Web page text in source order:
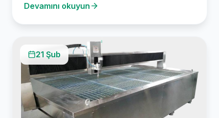
krallarından titanyum, üstün…
Devamını okuyun
21 Şub